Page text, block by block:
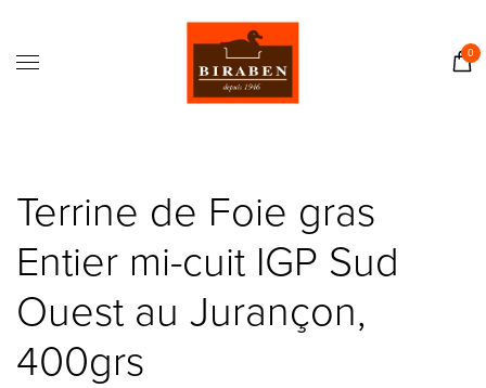
0
Contact
Terrine de Foie gras
Entier mi-cuit IGP Sud
Ouest au Jurançon,
400grs